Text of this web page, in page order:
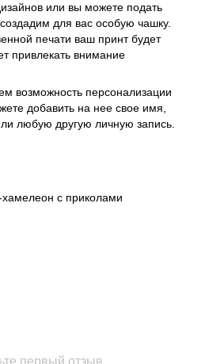
или вы можете подать
для вас особую чашку.
печати ваш принт будет
привлекать внимание
возможность персонализации
добавить на нее свое имя,
любую другую личную запись.
с приколами
первый отзыв